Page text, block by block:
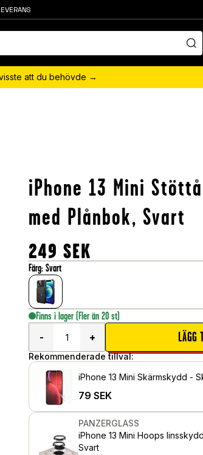
att du behövde →
iPhone 13 Mini
med Plånbok, Svart
249 SEK
Färg:Svart
Finns i lager (Fler än 20 st)
-
+ LÄGG
Rekommenderade tillval:
iPhone 13 Mini Skärmskydd -
79 SEK
PANZERGLASS
iPhone 13 Mini Hoops
Svart